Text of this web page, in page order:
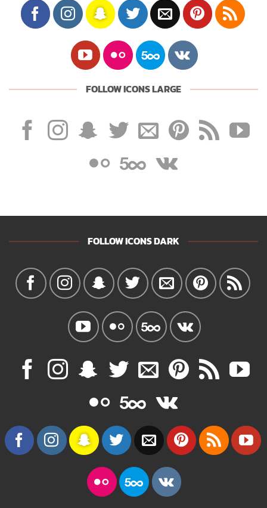
FOLLOW ICONS LARGE
FOLLOW ICONS DARK